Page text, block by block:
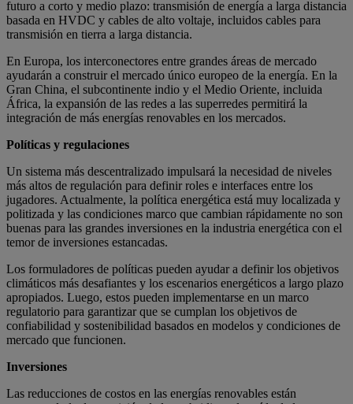
futuro a corto y medio plazo: transmisión de energía a larga distancia
basada en HVDC y cables de alto voltaje, incluidos cables para
transmisión en tierra a larga distancia.
En Europa, los interconectores entre grandes áreas de mercado
ayudarán a construir el mercado único europeo de la energía. En la
Gran China, el subcontinente indio y el Medio Oriente, incluida
África, la expansión de las redes a las superredes permitirá la
integración de más energías renovables en los mercados.
Políticas y regulaciones
Un sistema más descentralizado impulsará la necesidad de niveles
más altos de regulación para definir roles e interfaces entre los
jugadores. Actualmente, la política energética está muy localizada y
politizada y las condiciones marco que cambian rápidamente no son
buenas para las grandes inversiones en la industria energética con el
temor de inversiones estancadas.
Los formuladores de políticas pueden ayudar a definir los objetivos
climáticos más desafiantes y los escenarios energéticos a largo plazo
apropiados. Luego, estos pueden implementarse en un marco
regulatorio para garantizar que se cumplan los objetivos de
confiabilidad y sostenibilidad basados en modelos y condiciones de
mercado que funcionen.
Inversiones
Las reducciones de costos en las energías renovables están